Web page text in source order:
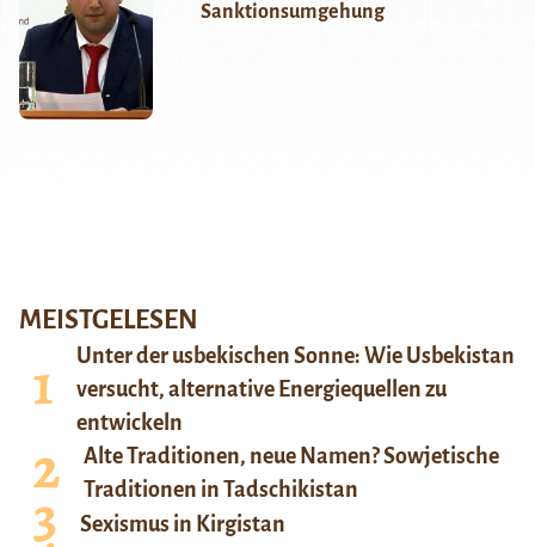
Sanktionsumgehung
MEISTGELESEN
Unter der usbekischen Sonne: Wie Usbekistan
versucht, alternative Energiequellen zu
entwickeln
Alte Traditionen, neue Namen? Sowjetische
Traditionen in Tadschikistan
Sexismus in Kirgistan